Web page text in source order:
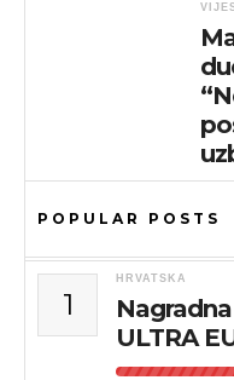
POPULAR POSTS
1
HRVATSKA
ULTRA